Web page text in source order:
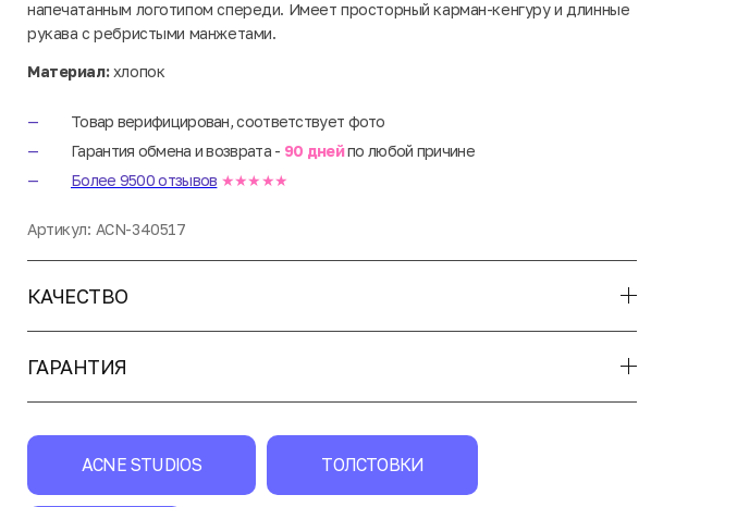
напечатанным логотипом спереди. Имеет просторный карман-кенгуру и длинные
рукава с ребристыми манжетами.
Материал:хлопок
Товар верифицирован, соответствует фото
Гарантия обмена и возврата - 90 днейпо любой причине
Более 9500 отзывов ★★★★★
Артикул: ACN-340517
КАЧЕСТВО
ГАРАНТИЯ
ACNE STUDIOS ТОЛСТОВКИ